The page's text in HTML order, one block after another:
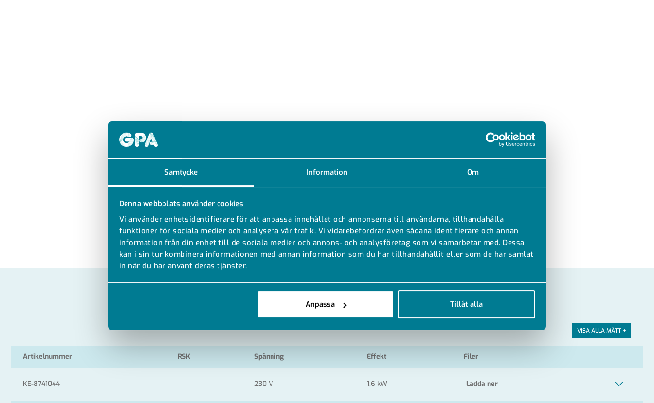
Samtycke Information Om
Denna webbplats använder cookies
Vi använder enhetsidentifierare för att anpassa innehållet och annonserna till användarna, tillhandahålla
funktioner för sociala medier och analysera vår trafik. Vi vidarebefordrar även sådana identifierare och annan
information från din enhet till de sociala medier och annons- och analysföretag som vi samarbetar med. Dessa
kan i sin tur kombinera informationen med annan information som du har tillhandahållit eller som de har samlat
in när du har använt deras tjänster.
Anpassa Tillåt alla
MODELLER DOKUMENT
VISA ALLA MÅTT +
Artikelnummer RSK Spänning Effekt Filer
KE-8741044 230 V 1,6 kW